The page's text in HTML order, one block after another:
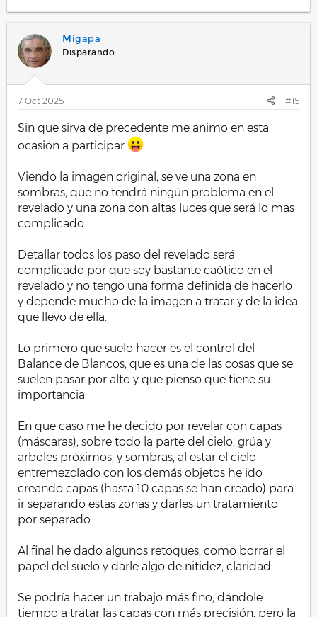
Migapa
Disparando
7 Oct 2025 #15
Sin que sirva de precedente me animo en esta
ocasión a participar
Viendo la imagen original, se ve una zona en
sombras, que no tendrá ningún problema en el
revelado y una zona con altas luces que será lo mas
complicado.
Detallar todos los paso del revelado será
complicado por que soy bastante caótico en el
revelado y no tengo una forma definida de hacerlo
y depende mucho de la imagen a tratar y de la idea
que llevo de ella.
Lo primero que suelo hacer es el control del
Balance de Blancos, que es una de las cosas que se
suelen pasar por alto y que pienso que tiene su
importancia.
En que caso me he decido por revelar con capas
(máscaras), sobre todo la parte del cielo, grúa y
arboles próximos, y sombras, al estar el cielo
entremezclado con los demás objetos he ido
creando capas (hasta 10 capas se han creado) para
ir separando estas zonas y darles un tratamiento
por separado.
Al final he dado algunos retoques, como borrar el
papel del suelo y darle algo de nitidez, claridad.
Se podría hacer un trabajo más fino, dándole
tiempo a tratar las capas con más precisión, pero la